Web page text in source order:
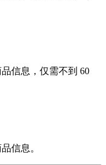
信息，仅需不到 60
信息。